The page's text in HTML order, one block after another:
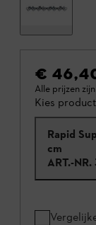
€
Alle prijzen
Kies product
Rapid
cm
ART.-NR.